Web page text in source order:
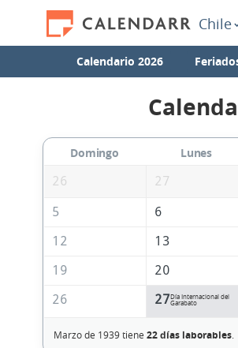
Chile
Calendario 2026
Domingo Lunes
26
27
5 6
12
13
19
20
26
27Día Internacional del
Garabato
Marzo de 1939 tiene 22 días laborables.